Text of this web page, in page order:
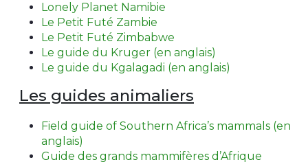
Lonely Planet Namibie
Le Petit Futé Zambie
Le Petit Futé Zimbabwe
Le guide du Kruger (en anglais)
Le guide du Kgalagadi (en anglais)
Les guides animaliers
Field guide of Southern Africa’s mammals (en
anglais)
Guide des grands mammifères d’Afrique